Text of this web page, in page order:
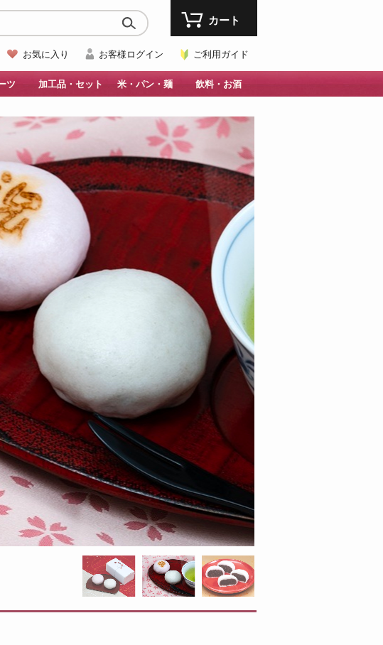
お気に入り お客様ログイン ご利用ガイド
カート
ツ 加工品・セット 米・パン・麺 飲料・お酒